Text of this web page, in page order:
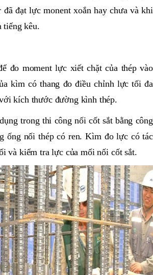
đạt lực monent xoắn hay chưa và khi
tiếng kêu.
đo moment lực xiết chặt của thép vào
kìm có thang đo điều chỉnh lực tối đa
kích thước đường kình thép.
trong thi công nối cốt sắt bằng công
ống nối thép có ren. Kìm đo lực có tác
và kiểm tra lực của mối nối cốt sắt.